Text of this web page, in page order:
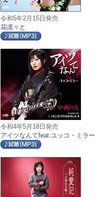
令和5年2月15日発売
花凛々と
令和4年5月18日発売
アイツなんてfeat.ユッコ・ミラー